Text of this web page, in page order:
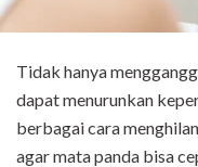
Tidak hanya
dapat menurunkan
berbagai cara
agar mata panda bisa